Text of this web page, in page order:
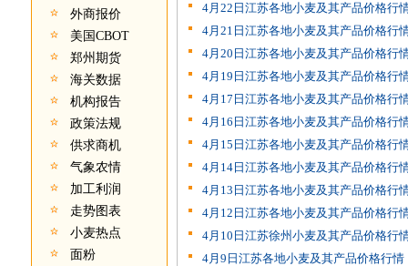
外商报价
美国CBOT
郑州期货
海关数据
机构报告
政策法规
供求商机
气象农情
加工利润
走势图表
小麦热点
面粉
4月22日江苏各地小麦及其产品价格行
4月21日江苏各地小麦及其产品价格行
4月20日江苏各地小麦及其产品价格行
4月19日江苏各地小麦及其产品价格行
4月17日江苏各地小麦及其产品价格行
4月16日江苏各地小麦及其产品价格行
4月15日江苏各地小麦及其产品价格行
4月14日江苏各地小麦及其产品价格行
4月13日江苏各地小麦及其产品价格行
4月12日江苏各地小麦及其产品价格行
4月10日江苏徐州小麦及其产品价格行
4月9日江苏各地小麦及其产品价格行情